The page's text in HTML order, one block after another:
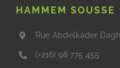
HAMMEM SOUSSE
Rue Abdelkader
(+216) 98 775 455